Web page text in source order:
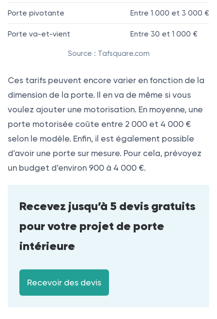
Porte pivotante Entre 1 000 et 3 000 €
Porte va-et-vient Entre 30 et 1 000 €
Source : Tafsquare.com
Ces tarifs peuvent encore varier en fonction de la
dimension de la porte. Il en va de même si vous
voulez ajouter une motorisation. En moyenne, une
porte motorisée coûte entre 2 000 et 4 000 €
selon le modèle. Enfin, il est également possible
d’avoir une porte sur mesure. Pour cela, prévoyez
un budget d’environ 900 à 4 000 €.
Recevez jusqu’à 5 devis gratuits
pour votre projet de porte
intérieure
Recevoir des devis